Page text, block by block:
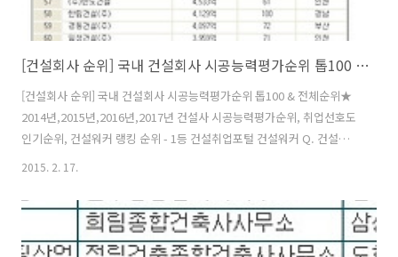
[건설회사 순위] 국내 건설회사 시공능력평가순위 톱100 & 전체순위★ 2014년,2015년,2016년,2017년
[건설회사 순위] 국내 건설회사 시공능력평가순위 톱100 & 전체순위★
2014년,2015년,2016년,2017년 건설사 시공능력평가순위, 취업선호도
인기순위, 건설워커 랭킹 순위 - 1등 건설취업포털 건설워커 Q. 건설회
사에 순위가 있다고 들었어요. 현대건설, 대우건설, 대림산업, GS건설,
사들이 많은데요. 얼핏 도급순위, 시공순위 같은 말을 들어봤는데 잘 모
르겠더라고요. 매출 순위를 말하는 건가요? 아니면 다른 의미가 있는 건
가요? A.네. 건설회사는 순위가 있고 업계에서도 그 순위에 매우 민감한
2015. 2. 17.